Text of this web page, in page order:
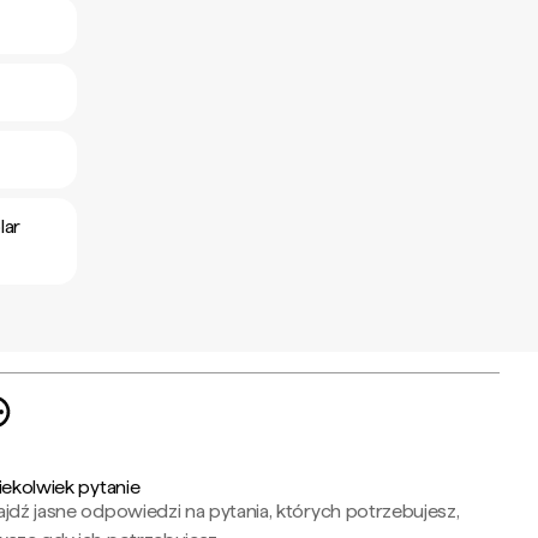
pytanie
jasne odpowiedzi na pytania, których potrzebujesz,